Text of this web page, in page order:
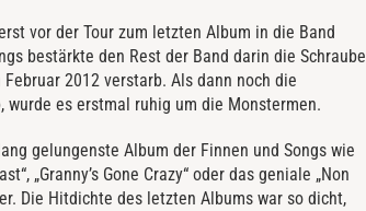
vor der Tour zum letzten Album in die Band
bestärkte den Rest der Band darin die Schraube
2012 verstarb. Als dann noch die
es erstmal ruhig um die Monstermen.
gelungenste Album der Finnen und Songs wie
„Granny’s Gone Crazy“ oder das geniale „Non
Die Hitdichte des letzten Albums war so dicht,